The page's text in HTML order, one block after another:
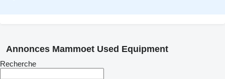
Annonces Mammoet Used Equipment
Recherche